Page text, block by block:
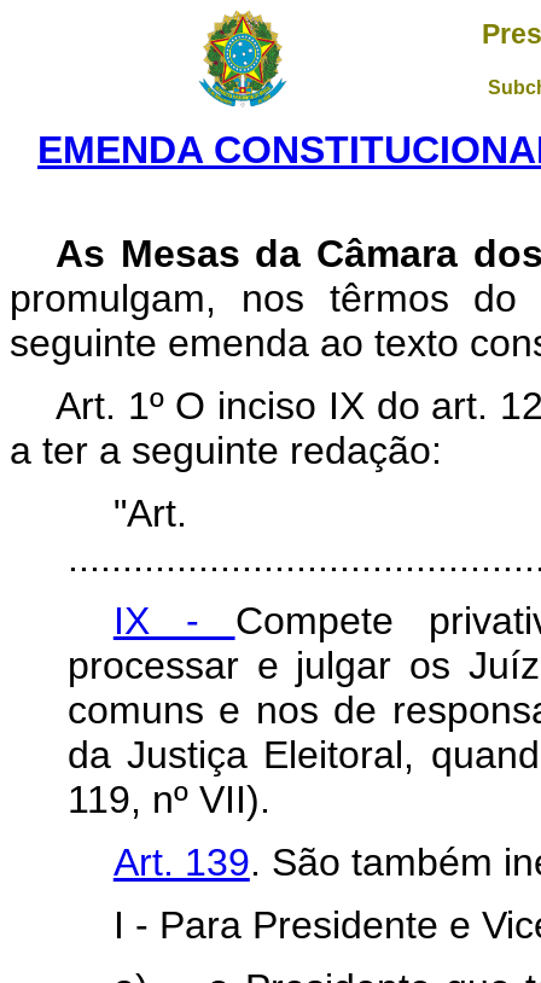
EMENDA
As Mesas da Câmara
promulgam, nos têrmos
seguinte emenda ao texto
Art. 1º O inciso IX do art.
a ter a seguinte redação:
IX - Compete
processar e julgar os
comuns e nos de
da Justiça Eleitoral,
119, nº VII).
Art. 139. São também
I - Para Presidente e